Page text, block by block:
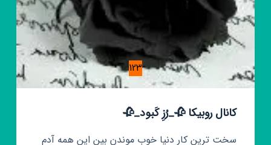
123
کانال روبیکا 🥀_رُزِ کَبود_🥀
سخت ترین کار دنیا خوب موندن بین این همه آدم